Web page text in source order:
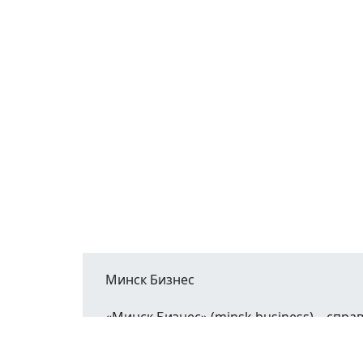
Минск Бизнес
«Минск Бизнес» (minsk.business) –